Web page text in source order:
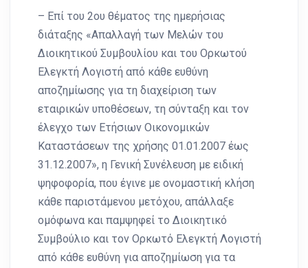
– Επί του 2ου θέματος της ημερήσιας
διάταξης «Απαλλαγή των Μελών του
Διοικητικού Συμβουλίου και του Ορκωτού
Ελεγκτή Λογιστή από κάθε ευθύνη
αποζημίωσης για τη διαχείριση των
εταιρικών υποθέσεων, τη σύνταξη και τον
έλεγχο των Ετήσιων Οικονομικών
Καταστάσεων της χρήσης 01.01.2007 έως
31.12.2007», η Γενική Συνέλευση με ειδική
ψηφοφορία, που έγινε με ονομαστική κλήση
κάθε παριστάμενου μετόχου, απάλλαξε
ομόφωνα και παμψηφεί το Διοικητικό
Συμβούλιο και τον Ορκωτό Ελεγκτή Λογιστή
από κάθε ευθύνη για αποζημίωση για τα